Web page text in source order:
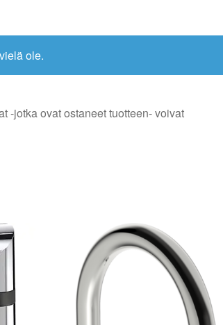
ole.
-jotka ovat ostaneet tuotteen- voivat